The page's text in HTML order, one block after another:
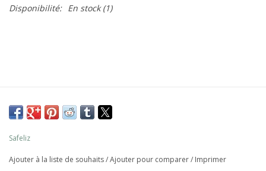
Disponibilité: En stock(1)
Safeliz
Ajouter à la liste de souhaits/Ajouter pour comparer/ Imprimer